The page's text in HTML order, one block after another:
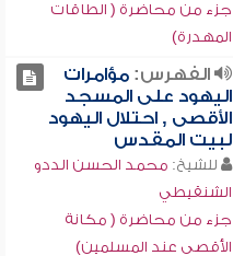
جزء من محاضرة ( الطاقات
المهدرة)
الفهرس:مؤامرات
اليهود على المسجد
الأقصى , احتلال اليهود
لبيت المقدس
للشيخ: محمد الحسن الددو
الشنقيطي
جزء من محاضرة ( مكانة
الأقصى عند المسلمين)